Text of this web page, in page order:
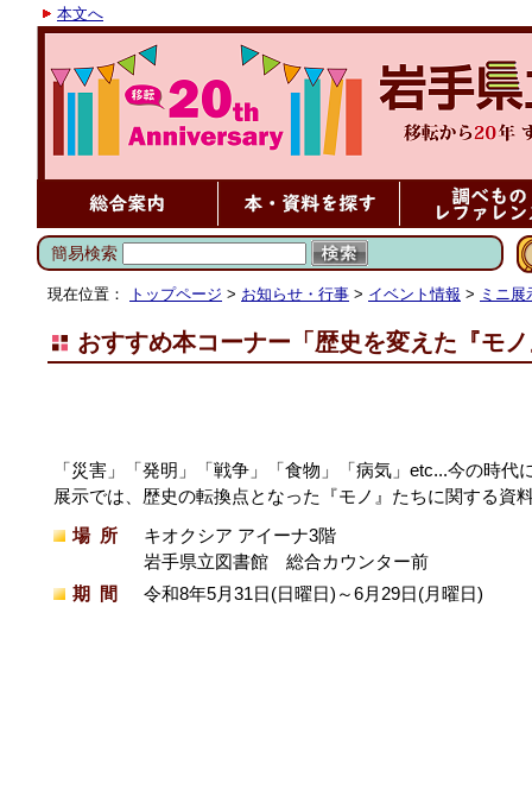
本文へ
簡易検索
現在位置： トップページ > お知らせ・行事 > イベント情報 > ミニ展
おすすめ本コーナー「歴史を変えた『モ
「災害」「発明」「戦争」「食物」「病気」etc...今の時
展示では、歴史の転換点となった『モノ』たちに関する資
場所
キオクシア アイーナ3階
岩手県立図書館 総合カウンター前
期間
令和8年5月31日(日曜日)～6月29日(月曜日)